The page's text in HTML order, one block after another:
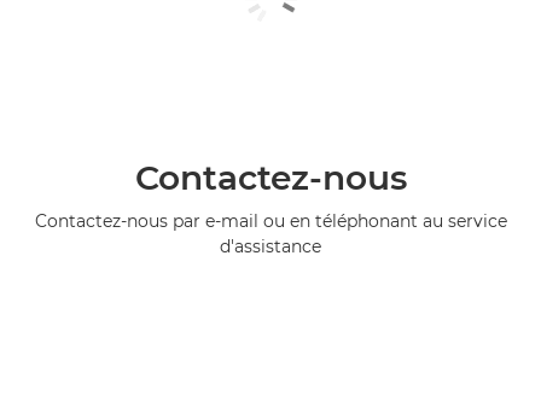
Contactez-nous
Contactez-nous par e-mail ou en téléphonant au service
d'assistance